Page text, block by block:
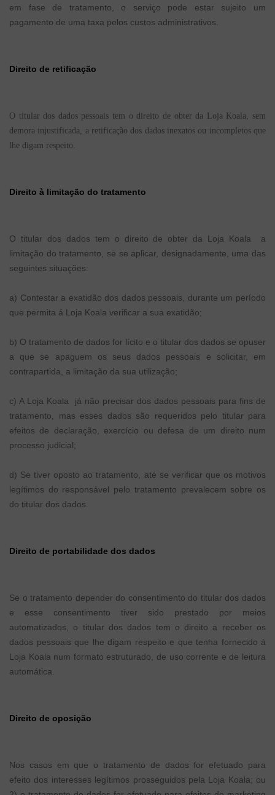
em fase de tratamento, o serviço pode estar sujeito um
pagamento de uma taxa pelos custos administrativos.
Direito de retificação
O titular dos dados pessoais tem o direito de obter da Loja Koala, sem
demora injustificada, a retificação dos dados inexatos ou incompletos que
lhe digam respeito.
Direito à limitação do tratamento
O titular dos dados tem o direito de obter da Loja Koala a
limitação do tratamento, se se aplicar, designadamente, uma das
seguintes situações:
a) Contestar a exatidão dos dados pessoais, durante um período
que permita á Loja Koala verificar a sua exatidão;
b) O tratamento de dados for lícito e o titular dos dados se opuser
a que se apaguem os seus dados pessoais e solicitar, em
contrapartida, a limitação da sua utilização;
c) A Loja Koala já não precisar dos dados pessoais para fins de
tratamento, mas esses dados são requeridos pelo titular para
efeitos de declaração, exercício ou defesa de um direito num
processo judicial;
d) Se tiver oposto ao tratamento, até se verificar que os motivos
legítimos do responsável pelo tratamento prevalecem sobre os
do titular dos dados.
Direito de portabilidade dos dados
Se o tratamento depender do consentimento do titular dos dados
e esse consentimento tiver sido prestado por meios
automatizados, o titular dos dados tem o direito a receber os
dados pessoais que lhe digam respeito e que tenha fornecido á
Loja Koala num formato estruturado, de uso corrente e de leitura
automática.
Direito de oposição
Nos casos em que o tratamento de dados for efetuado para
efeito dos interesses legítimos prosseguidos pela Loja Koala; ou